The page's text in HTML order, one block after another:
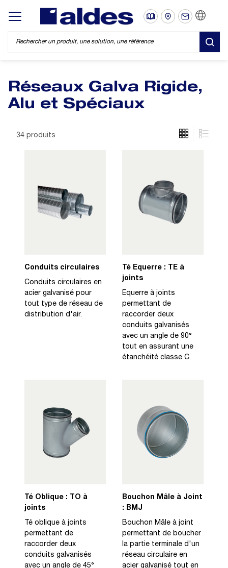
Display/hide main menu
Réseaux Galva Rigide,
Alu et Spéciaux
34 produits
Conduits circulaires
Conduits circulaires en
acier galvanisé pour
tout type de réseau de
distribution d'air.
Té Equerre : TE à
joints
Equerre à joints
permettant de
raccorder deux
conduits galvanisés
avec un angle de 90°
tout en assurant une
étanchéité classe C.
Té Oblique : TO à
joints
Té oblique à joints
permettant de
raccorder deux
conduits galvanisés
avec un angle de 45°
Bouchon Mâle à Joint
: BMJ
Bouchon Mâle à joint
permettant de boucher
la partie terminale d'un
réseau circulaire en
acier galvanisé tout en